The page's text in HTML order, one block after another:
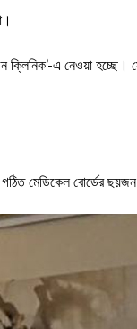
ক্লিনিক’-এ নেওয়া
গঠিত মেডিকেল বোর্ডের